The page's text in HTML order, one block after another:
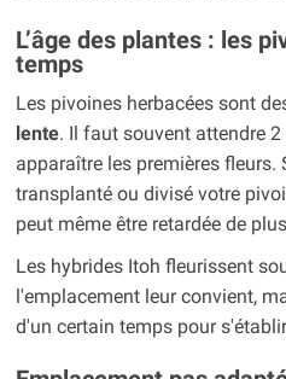
L’âge des plantes : les
temps
Les pivoines herbacées sont
lente. Il faut souvent attendre
apparaître les premières fleurs.
transplanté ou divisé votre
peut même être retardée de
Les hybrides Itoh fleurissent
l'emplacement leur convient,
d'un certain temps pour